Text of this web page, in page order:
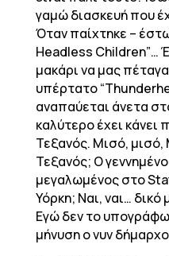
γαμώ διασκευή που
Όταν παίχτηκε –
Headless Children”…
μακάρι να μας
υπέρτατο
αναπαύεται άνετα
καλύτερο έχει κάνει
Τεξανός. Μισό, μισό,
Τεξανός; Ο
μεγαλωμένος στο
Υόρκη; Ναι, ναι… δικό
Εγώ δεν το
μήνυση ο νυν